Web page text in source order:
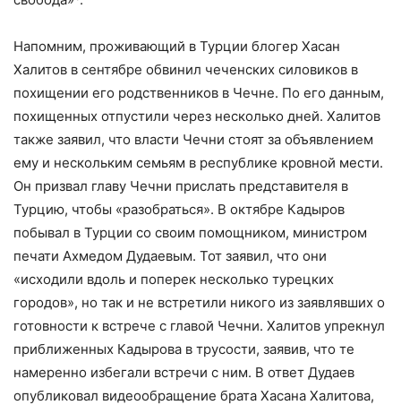
Напомним, проживающий в Турции блогер Хасан
Халитов в сентябре обвинил чеченских силовиков в
похищении его родственников в Чечне. По его данным,
похищенных отпустили через несколько дней. Халитов
также заявил, что власти Чечни стоят за объявлением
ему и нескольким семьям в республике кровной мести.
Он призвал главу Чечни прислать представителя в
Турцию, чтобы «разобраться». В октябре Кадыров
побывал в Турции со своим помощником, министром
печати Ахмедом Дудаевым. Тот заявил, что они
«исходили вдоль и поперек несколько турецких
городов», но так и не встретили никого из заявлявших о
готовности к встрече с главой Чечни. Халитов упрекнул
приближенных Кадырова в трусости, заявив, что те
намеренно избегали встречи с ним. В ответ Дудаев
опубликовал видеообращение брата Хасана Халитова,